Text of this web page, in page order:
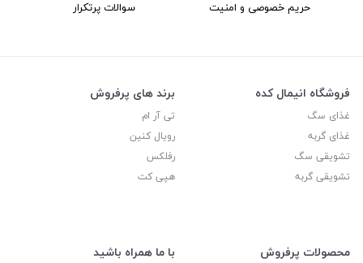
حریم خصوصی و امنیت سوالات پرتکرار
فروشگاه انیمال کده
غذای سگ
غذای گربه
تشویقی سگ
تشویقی گربه
برند های پرفروش
تی آر ام
رویال کنین
رفلکس
هپی کت
محصولات پرفروش با ما همراه باشید